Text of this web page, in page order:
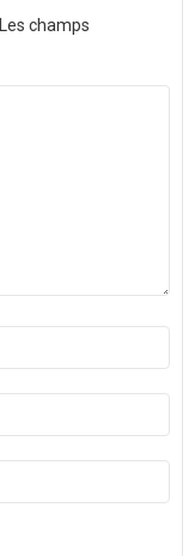
Les champs